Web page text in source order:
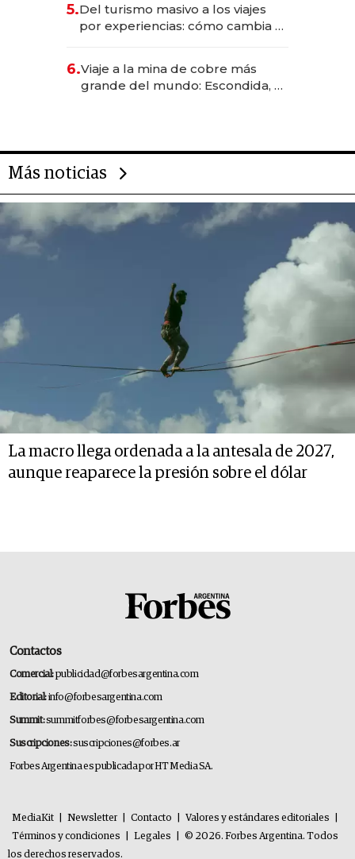
transformadoras
5.Del turismo masivo a los viajes
por experiencias: cómo cambia el
6.Viaje a la mina de cobre más
grande del mundo: Escondida, el
Más noticias
La macro llega ordenada a la antesala de 2027,
aunque reaparece la presión sobre el dólar
Contactos
Comercial:publicidad@forbesargentina.com
Editorial:info@forbesargentina.com
Summit:summitforbes@forbesargentina.com
Suscripciones:suscripciones@forbes.ar
Forbes Argentina es publicada por HT Media SA.
MediaKit Newsletter Contacto Valores y estándares editoriales
Términos y condiciones
Legales
© 2026. Forbes Argentina. Todos
los derechos reservados.